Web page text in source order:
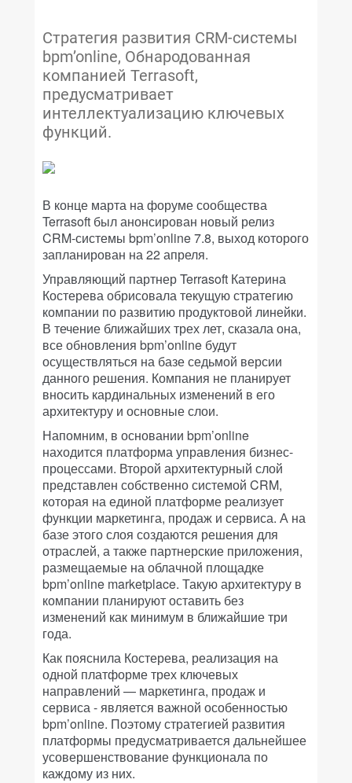
Стратегия развития CRM-системы
bpm’online, Обнародованная
компанией Terrasoft,
предусматривает
интеллектуализацию ключевых
функций.
В конце марта на форуме сообщества
Terrasoft был анонсирован новый релиз
CRM-системы bpm’online 7.8, выход которого
запланирован на 22 апреля.
Управляющий партнер Terrasoft Катерина
Костерева обрисовала текущую стратегию
компании по развитию продуктовой линейки.
В течение ближайших трех лет, сказала она,
все обновления bpm’online будут
осуществляться на базе седьмой версии
данного решения. Компания не планирует
вносить кардинальных изменений в его
архитектуру и основные слои.
Напомним, в основании bpm’online
находится платформа управления бизнес-
процессами. Второй архитектурный слой
представлен собственно системой CRM,
которая на единой платформе реализует
функции маркетинга, продаж и сервиса. А на
базе этого слоя создаются решения для
отраслей, а также партнерские приложения,
размещаемые на облачной площадке
bpm’online marketplace. Такую архитектуру в
компании планируют оставить без
изменений как минимум в ближайшие три
года.
Как пояснила Костерева, реализация на
одной платформе трех ключевых
направлений — маркетинга, продаж и
сервиса - является важной особенностью
bpm’online. Поэтому стратегией развития
платформы предусматривается дальнейшее
усовершенствование функционала по
каждому из них.